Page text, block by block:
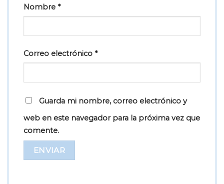
Nombre *
Correo electrónico *
Guarda mi nombre, correo electrónico y
web en este navegador para la próxima vez que
comente.